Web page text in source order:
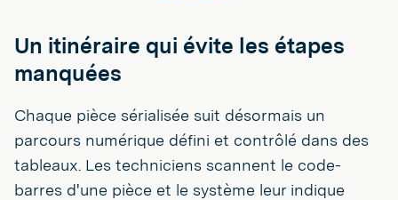
Un itinéraire qui évite les étapes
manquées
Chaque pièce sérialisée suit désormais un
parcours numérique défini et contrôlé dans des
tableaux. Les techniciens scannent le code-
barres d'une pièce et le système leur indique